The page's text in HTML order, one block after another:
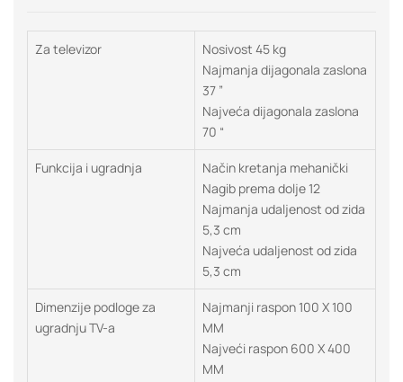
Za televizor
Nosivost 45 kg
Najmanja dijagonala zaslona
37 ”
Najveća dijagonala zaslona
70 “
Funkcija i ugradnja
Način kretanja mehanički
Nagib prema dolje 12
Najmanja udaljenost od zida
5,3 cm
Najveća udaljenost od zida
5,3 cm
Dimenzije podloge za
ugradnju TV-a
Najmanji raspon 100 X 100
MM
Najveći raspon 600 X 400
MM